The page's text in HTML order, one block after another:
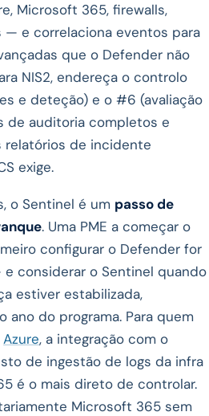
Microsoft 365, firewalls,
e correlaciona eventos para
que o Defender não
NIS2, endereça o controlo
e deteção) e o #6 (avaliação
de auditoria completos e
relatórios de incidente
exige.
o Sentinel é um passo de
. Uma PME a começar o
configurar o Defender for
e considerar o Sentinel quando
estiver estabilizada,
do programa. Para quem
Azure, a integração com o
de ingestão de logs da infra
é o mais direto de controlar.
Microsoft 365 sem